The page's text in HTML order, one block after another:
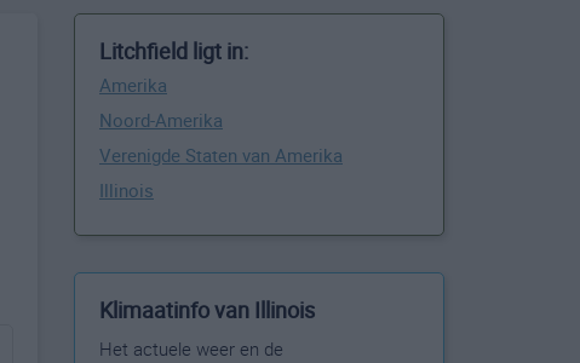
Litchfield ligt in:
Amerika
Noord-Amerika
Verenigde Staten van Amerika
Illinois
Klimaatinfo van Illinois
Het actuele weer en de